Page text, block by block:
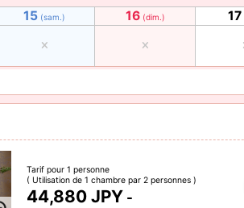
15 (sam.) 16 (dim.) 17
Tarif pour 1 personne
( Utilisation de 1 chambre par 2 personnes )
44,880 JPY -